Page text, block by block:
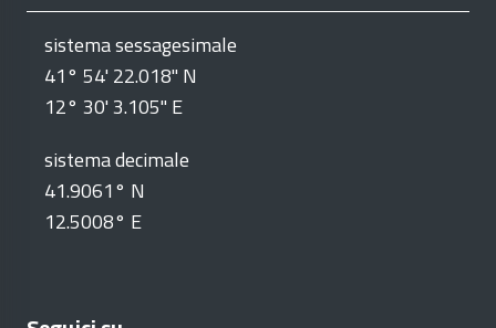
sistema sessagesimale
41° 54' 22.018" N
12° 30' 3.105" E
sistema decimale
41.9061° N
12.5008° E